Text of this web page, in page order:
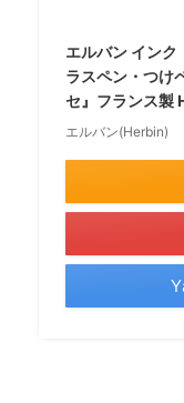
エルバン イン
ラスペン・つけ
セ』フランス製
エルバン(Herbin)